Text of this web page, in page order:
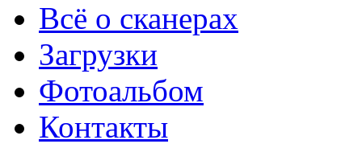
Всё о сканерах
Загрузки
Фотоальбом
Контакты